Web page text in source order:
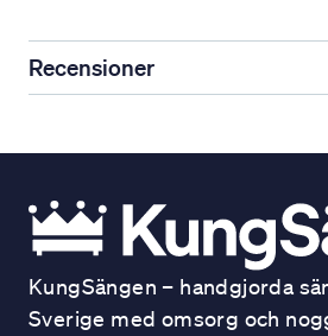
Recensioner
KungSängen – handgjorda
Sverige med omsorg och